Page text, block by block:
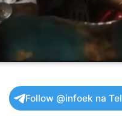
Follow @infoek na